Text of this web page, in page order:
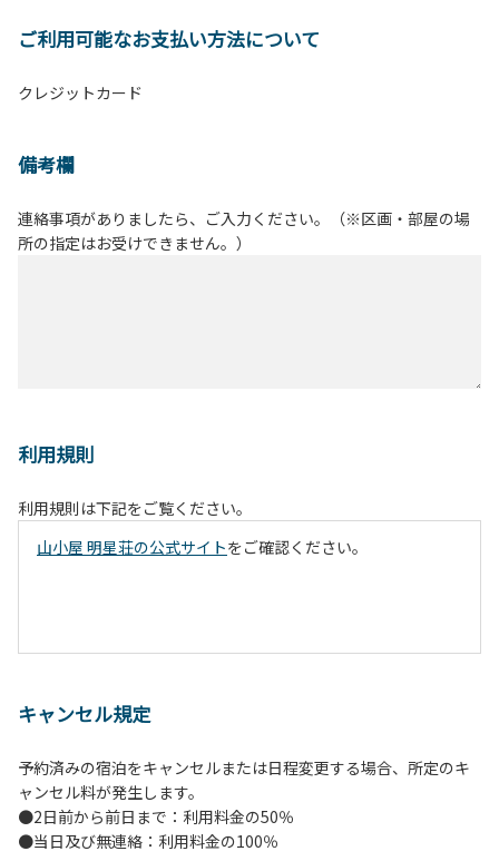
ご利用可能なお支払い方法について
クレジットカード
備考欄
連絡事項がありましたら、ご入力ください。（※区画・部屋の場
所の指定はお受けできません。）
利用規則
利用規則は下記をご覧ください。
山小屋 明星荘の公式サイトをご確認ください。
キャンセル規定
予約済みの宿泊をキャンセルまたは日程変更する場合、所定のキ
ャンセル料が発生します。
●2日前から前日まで：利用料金の50％
●当日及び無連絡：利用料金の100％